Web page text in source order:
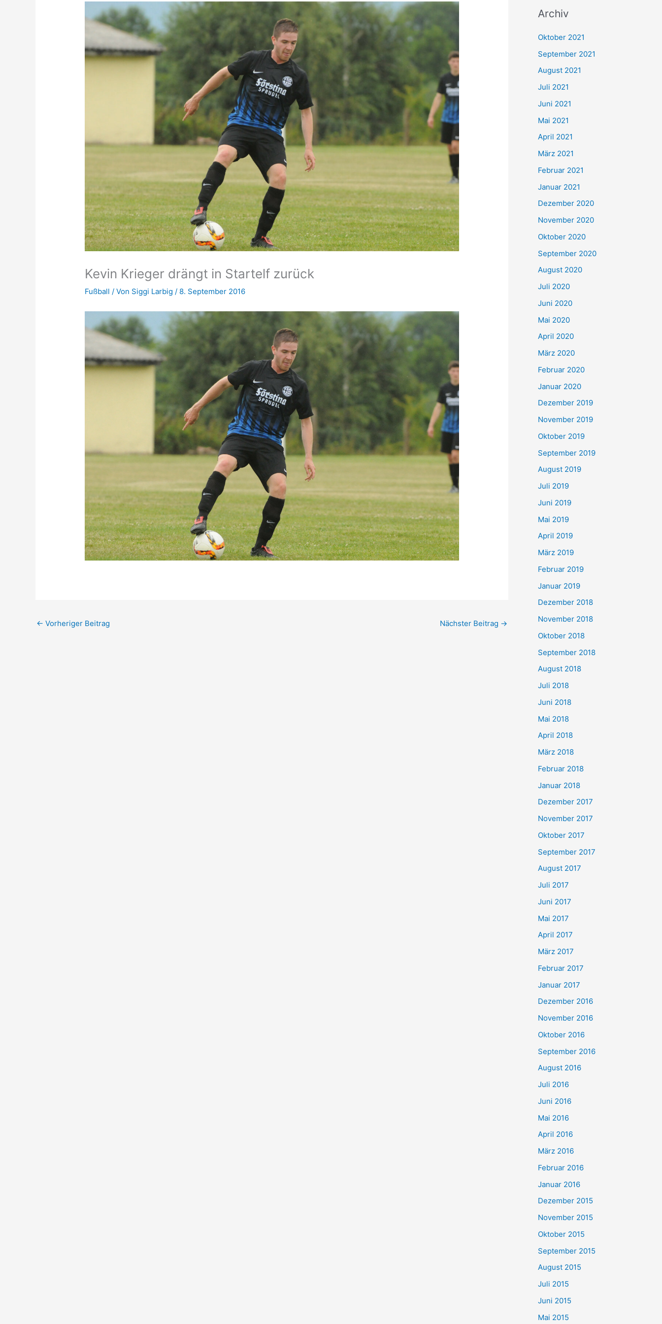
Kevin Krieger drängt in Startelf zurück
Fußball / Von Siggi Larbig / 8. September 2016
← Vorheriger Beitrag Nächster Beitrag →
h
e
n
h
:
Archiv
Oktober 2021
September 2021
August 2021
Juli 2021
Juni 2021
Mai 2021
April 2021
März 2021
Februar 2021
Januar 2021
Dezember 2020
November 2020
Oktober 2020
September 2020
August 2020
Juli 2020
Juni 2020
Mai 2020
April 2020
März 2020
Februar 2020
Januar 2020
Dezember 2019
November 2019
Oktober 2019
September 2019
August 2019
Juli 2019
Juni 2019
Mai 2019
April 2019
März 2019
Februar 2019
Januar 2019
Dezember 2018
November 2018
Oktober 2018
September 2018
August 2018
Juli 2018
Juni 2018
Mai 2018
April 2018
März 2018
Februar 2018
Januar 2018
Dezember 2017
November 2017
Oktober 2017
September 2017
August 2017
Juli 2017
Juni 2017
Mai 2017
April 2017
März 2017
Februar 2017
Januar 2017
Dezember 2016
November 2016
Oktober 2016
September 2016
August 2016
Juli 2016
Juni 2016
Mai 2016
April 2016
März 2016
Februar 2016
Januar 2016
Dezember 2015
November 2015
Oktober 2015
September 2015
August 2015
Juli 2015
Juni 2015
Mai 2015